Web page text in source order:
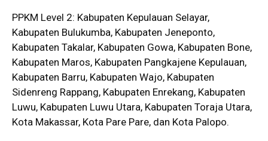
PPKM Level 2: Kabupaten Kepulauan Selayar,
Kabupaten Bulukumba, Kabupaten Jeneponto,
Kabupaten Takalar, Kabupaten Gowa, Kabupaten Bone,
Kabupaten Maros, Kabupaten Pangkajene Kepulauan,
Kabupaten Barru, Kabupaten Wajo, Kabupaten
Sidenreng Rappang, Kabupaten Enrekang, Kabupaten
Luwu, Kabupaten Luwu Utara, Kabupaten Toraja Utara,
Kota Makassar, Kota Pare Pare, dan Kota Palopo.